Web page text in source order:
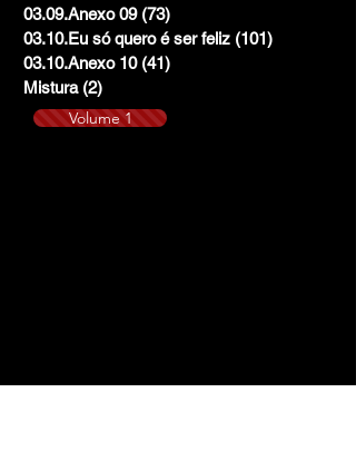
03.09.Anexo 09 (73)
03.10.Eu só quero é ser feliz (101)
03.10.Anexo 10 (41)
Mistura (2)
Volume 1